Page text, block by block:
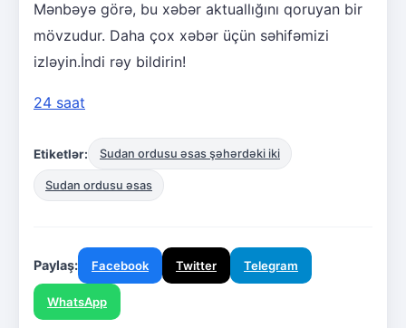
Mənbəyə görə, bu xəbər aktuallığını qoruyan bir
mövzudur. Daha çox xəbər üçün səhifəmizi
izləyin.İndi rəy bildirin!
24 saat
Etiketlər: Sudan ordusu əsas şəhərdəki iki
Sudan ordusu əsas
Paylaş: Facebook Twitter Telegram
WhatsApp